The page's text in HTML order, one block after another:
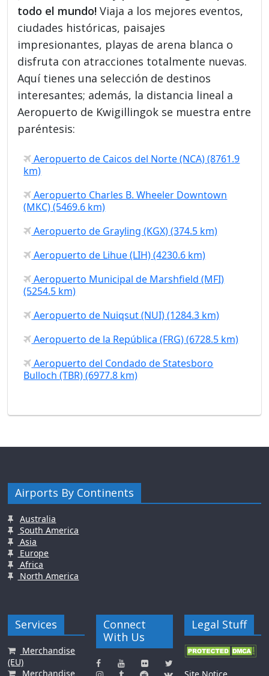
todo el mundo! Viaja a los mejores eventos,
ciudades históricas, paisajes
impresionantes, playas de arena blanca o
disfruta con atracciones totalmente nuevas.
Aquí tienes una selección de destinos
interesantes; además, la distancia lineal a
Aeropuerto de Kwigillingok se muestra entre
paréntesis:
Aeropuerto de Caicos del Norte (NCA) (8761.9
km)
Aeropuerto Charles B. Wheeler Downtown
(MKC) (5469.6 km)
Aeropuerto de Grayling (KGX) (374.5 km)
Aeropuerto de Lihue (LIH) (4230.6 km)
Aeropuerto Municipal de Marshfield (MFI)
(5254.5 km)
Aeropuerto de Nuiqsut (NUI) (1284.3 km)
Aeropuerto de la República (FRG) (6728.5 km)
Aeropuerto del Condado de Statesboro
Bulloch (TBR) (6977.8 km)
Airports By Continents
Australia
South America
Asia
Europe
Africa
North America
Services
Merchandise
(EU)
Merchandise
Connect
With Us
Legal Stuff
Site Notice